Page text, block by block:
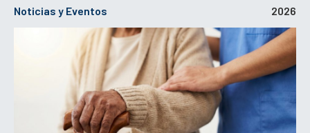
Noticias y Eventos 2026